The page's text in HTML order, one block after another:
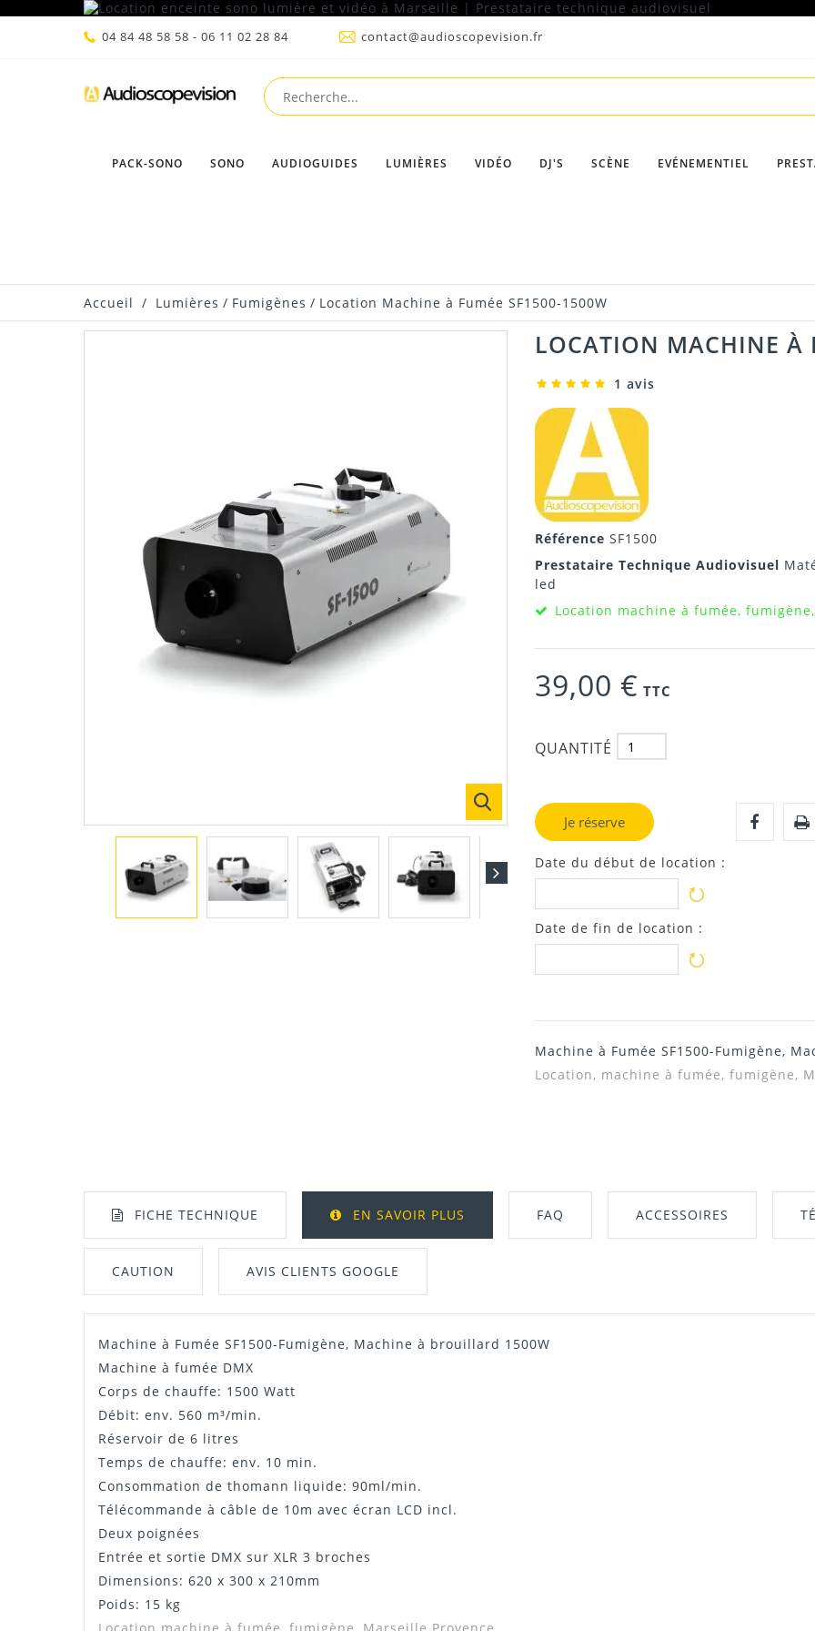
04 84 48 58 58 - 06 11 02 28 84 contact@audioscopevision.fr
PACK-SONO SONO AUDIOGUIDES LUMIÈRES VIDÉO DJ'S SCÈNE EVÉNEMENTIEL
Accueil / Lumières / Fumigènes / Location Machine à Fumée SF1500-1500W
LOCATION MACHINE À
1 avis
Référence SF1500
Prestataire Technique Audiovisuel
led
Location machine à fumée,
39,00 € TTC
QUANTITÉ
Je réserve
Date du début de location :
Date de fin de location :
Machine à Fumée SF1500-Fumigène,
Location, machine à fumée, fumigène,
FICHE TECHNIQUE EN SAVOIR PLUS FAQ ACCESSOIRES
CAUTION AVIS CLIENTS GOOGLE
Manuel / Notice Télécharger Dans L'onglet
Machine à Fumée SF1500-Fumigène, Machine à brouillard 1500W
Machine à fumée DMX
Corps de chauffe: 1500 Watt
Débit: env. 560 m³/min.
Réservoir de 6 litres
Temps de chauffe: env. 10 min.
Consommation de thomann liquide: 90ml/min.
Télécommande à câble de 10m avec écran LCD incl.
Deux poignées
Entrée et sortie DMX sur XLR 3 broches
Dimensions: 620 x 300 x 210mm
Poids: 15 kg